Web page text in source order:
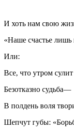
И хоть нам свою
«Наше счастье
Или:
Все, что утром сулит
Безотказно судьба—
В полдень воля
Шепчут губы: